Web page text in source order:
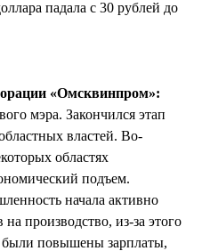
падала с 30 рублей до
«Омсквинпром»:
мэра. Закончился этап
властей. Во-
областях
подъем.
начала активно
производство, из-за этого
были повышены зарплаты,